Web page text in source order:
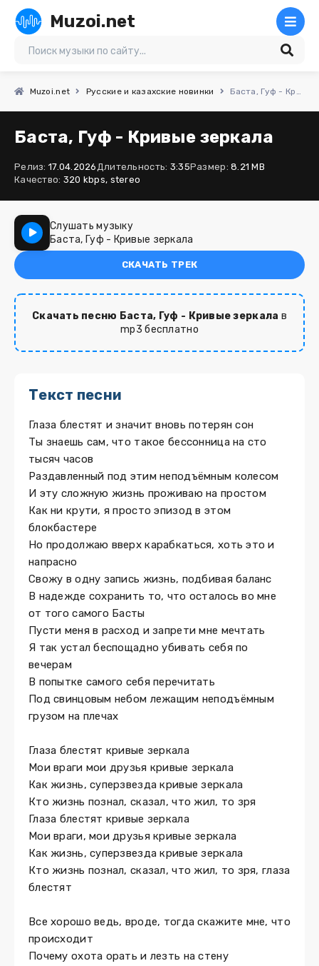
Muzoi.net
Muzoi.net Русские и казахские новинки Баста, Гуф - Кривые зеркала
Баста, Гуф - Кривые зеркала
Релиз: 17.04.2026Длительность: 3:35Размер: 8.21 MB
Качество: 320 kbps, stereo
Слушать музыку
Баста, Гуф - Кривые зеркала
СКАЧАТЬ ТРЕК
Скачать песню Баста, Гуф - Кривые зеркала в
mp3 бесплатно
Текст песни
Глаза блестят и значит вновь потерян сон
Ты знаешь сам, что такое бессонница на сто
тысяч часов
Раздавленный под этим неподъёмным колесом
И эту сложную жизнь проживаю на простом
Как ни крути, я просто эпизод в этом
блокбастере
Но продолжаю вверх карабкаться, хоть это и
напрасно
Свожу в одну запись жизнь, подбивая баланс
В надежде сохранить то, что осталось во мне
от того самого Басты
Пусти меня в расход и запрети мне мечтать
Я так устал беспощадно убивать себя по
вечерам
В попытке самого себя перечитать
Под свинцовым небом лежащим неподъёмным
грузом на плечах
Глаза блестят кривые зеркала
Мои враги мои друзья кривые зеркала
Как жизнь, суперзвезда кривые зеркала
Кто жизнь познал, сказал, что жил, то зря
Глаза блестят кривые зеркала
Мои враги, мои друзья кривые зеркала
Как жизнь, суперзвезда кривые зеркала
Кто жизнь познал, сказал, что жил, то зря, глаза
блестят
Все хорошо ведь, вроде, тогда скажите мне, что
происходит
Почему охота орать и лезть на стену